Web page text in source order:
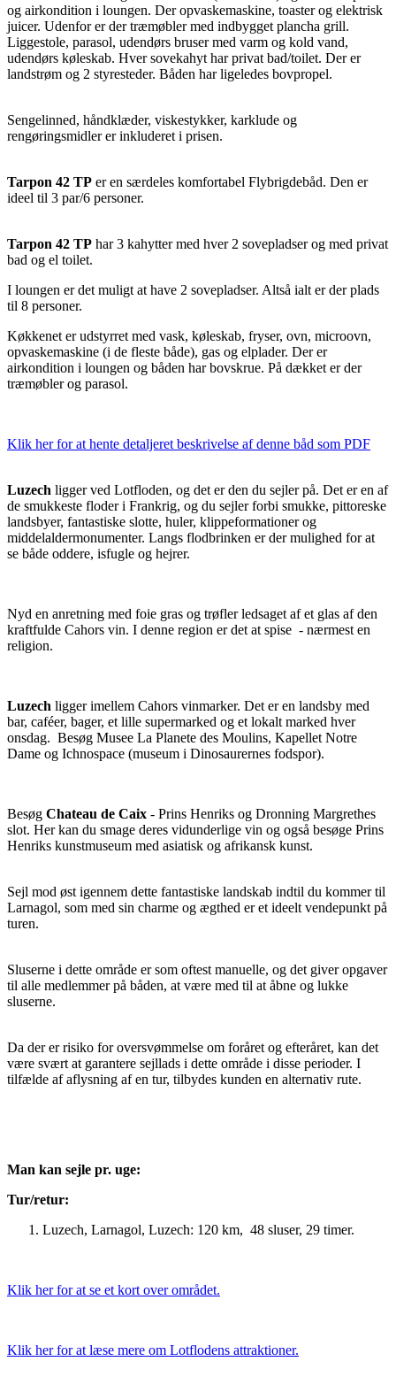
og airkondition i loungen. Der opvaskemaskine, toaster og elektrisk
juicer. Udenfor er der træmøbler med indbygget plancha grill.
Liggestole, parasol, udendørs bruser med varm og kold vand,
udendørs køleskab. Hver sovekahyt har privat bad/toilet. Der er
landstrøm og 2 styresteder. Båden har ligeledes bovpropel.
Sengelinned, håndklæder, viskestykker, karklude og
rengøringsmidler er inkluderet i prisen.
Tarpon 42 TP er en særdeles komfortabel Flybrigdebåd. Den er
ideel til 3 par/6 personer.
Tarpon 42 TP har 3 kahytter med hver 2 sovepladser og med privat
bad og el toilet.
I loungen er det muligt at have 2 sovepladser. Altså ialt er der plads
til 8 personer.
Køkkenet er udstyrret med vask, køleskab, fryser, ovn, microovn,
opvaskemaskine (i de fleste både), gas og elplader. Der er
airkondition i loungen og båden har bovskrue. På dækket er der
træmøbler og parasol.
Klik her for at hente detaljeret beskrivelse af denne båd som PDF
Luzech ligger ved Lotfloden, og det er den du sejler på. Det er en af
de smukkeste floder i Frankrig, og du sejler forbi smukke, pittoreske
landsbyer, fantastiske slotte, huler, klippeformationer og
middelaldermonumenter. Langs flodbrinken er der mulighed for at
se både oddere, isfugle og hejrer.
Nyd en anretning med foie gras og trøfler ledsaget af et glas af den
kraftfulde Cahors vin. I denne region er det at spise - nærmest en
religion.
Luzech ligger imellem Cahors vinmarker. Det er en landsby med
bar, caféer, bager, et lille supermarked og et lokalt marked hver
onsdag. Besøg Musee La Planete des Moulins, Kapellet Notre
Dame og Ichnospace (museum i Dinosaurernes fodspor).
Besøg Chateau de Caix - Prins Henriks og Dronning Margrethes
slot. Her kan du smage deres vidunderlige vin og også besøge Prins
Henriks kunstmuseum med asiatisk og afrikansk kunst.
Sejl mod øst igennem dette fantastiske landskab indtil du kommer til
Larnagol, som med sin charme og ægthed er et ideelt vendepunkt på
turen.
Sluserne i dette område er som oftest manuelle, og det giver opgaver
til alle medlemmer på båden, at være med til at åbne og lukke
sluserne.
Da der er risiko for oversvømmelse om foråret og efteråret, kan det
være svært at garantere sejllads i dette område i disse perioder. I
tilfælde af aflysning af en tur, tilbydes kunden en alternativ rute.
Man kan sejle pr. uge:
Tur/retur:
Luzech, Larnagol, Luzech: 120 km, 48 sluser, 29 timer.
Klik her for at se et kort over området.
Klik her for at læse mere om Lotflodens attraktioner.